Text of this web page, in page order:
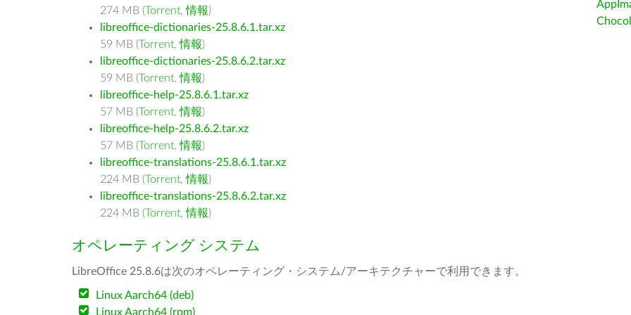
274 MB (Torrent,情報)
libreoffice-dictionaries-25.8.6.1.tar.xz
59 MB (Torrent,情報)
libreoffice-dictionaries-25.8.6.2.tar.xz
59 MB (Torrent,情報)
libreoffice-help-25.8.6.1.tar.xz
57 MB (Torrent,情報)
libreoffice-help-25.8.6.2.tar.xz
57 MB (Torrent,情報)
libreoffice-translations-25.8.6.1.tar.xz
224 MB (Torrent,情報)
libreoffice-translations-25.8.6.2.tar.xz
224 MB (Torrent,情報)
オペレーティング システム
LibreOffice 25.8.6は次のオペレーティング・システム/アーキテクチャーで利用できます。
Linux Aarch64 (deb)
Linux Aarch64 (rpm)